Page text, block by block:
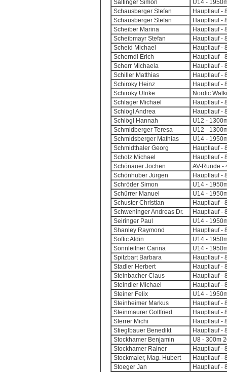
Salfinger Simon
U14 -
Schausberger Stefan
Hauptlauf -
Schausberger Stefan
Hauptlauf -
Scheiber Marina
Hauptlauf -
Scheibmayr Stefan
Hauptlauf -
Scheid Michael
Hauptlauf -
Scherndl Erich
Hauptlauf -
Scherr Michaela
Hauptlauf -
Schiller Matthias
Hauptlauf -
Schiroky Heinz
Hauptlauf -
Schiroky Ulrike
Nordic
Schlager Michael
Hauptlauf -
Schlögl Andrea
Hauptlauf -
Schlögl Hannah
U12 -
Schmidberger Teresa
U12 -
Schmidsberger Mathias
U14 -
Schmidthaler Georg
Hauptlauf -
Scholz Michael
Hauptlauf -
Schönauer Jochen
AV-Runde -
Schönhuber Jürgen
Hauptlauf -
Schröder Simon
U14 -
Schürrer Manuel
U14 -
Schuster Christian
Hauptlauf -
Schweninger Andreas Dr.
Hauptlauf -
Seiringer Paul
U14 -
Shanley Raymond
Hauptlauf -
Softic Aldin
U14 -
Sonnleitner Carina
U14 -
Spitzbart Barbara
Hauptlauf -
Stadler Herbert
Hauptlauf -
Steinbacher Claus
Hauptlauf -
Steindler Michael
Hauptlauf -
Steiner Felix
U14 -
Steinheimer Markus
Hauptlauf -
Steinmaurer Gottfried
Hauptlauf -
Sterrer Michi
Hauptlauf -
Stieglbauer Benedikt
Hauptlauf -
Stockhamer Benjamin
U8 - 300m
Stockhamer Rainer
Hauptlauf -
Stockmaier, Mag. Hubert
Hauptlauf -
Stoeger Jan
Hauptlauf -